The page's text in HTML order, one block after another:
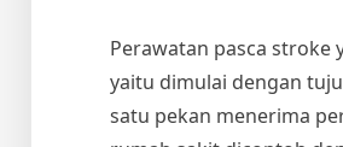
Perawatan pasca stroke
yaitu dimulai dengan
satu pekan menerima